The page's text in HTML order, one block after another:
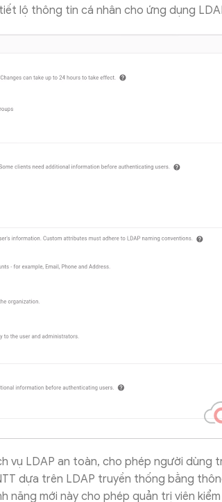
lộ thông tin cá nhân cho ứng dụng
vụ LDAP an toàn, cho phép người dùng
dựa trên LDAP truyền thống bằng
năng mới này cho phép quản trị viên